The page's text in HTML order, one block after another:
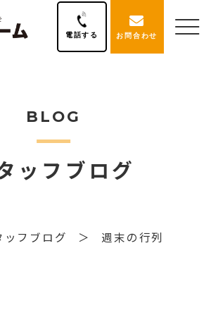
電話する お問合わせ
BLOG
ッフブログ
ッフブログ 週末の行列